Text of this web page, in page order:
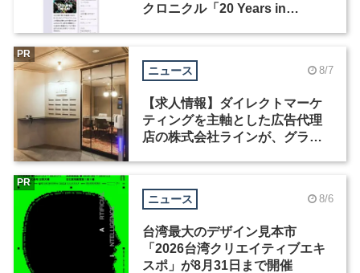
クロニクル「20 Years in
ニュース 8/7
【求人情報】ダイレクトマーケ
ティングを主軸とした広告代理
店の株式会社ラインが、グラフ
PR
ニュース 8/6
台湾最大のデザイン見本市
「2026台湾クリエイティブエキ
スポ」が8月31日まで開催
PR